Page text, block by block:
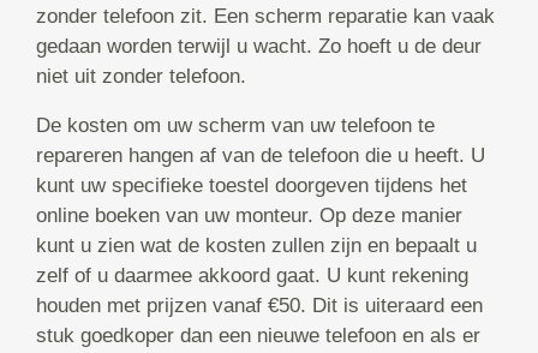
zonder telefoon zit. Een scherm reparatie kan vaak
gedaan worden terwijl u wacht. Zo hoeft u de deur
niet uit zonder telefoon.
De kosten om uw scherm van uw telefoon te
repareren hangen af van de telefoon die u heeft. U
kunt uw specifieke toestel doorgeven tijdens het
online boeken van uw monteur. Op deze manier
kunt u zien wat de kosten zullen zijn en bepaalt u
zelf of u daarmee akkoord gaat. U kunt rekening
houden met prijzen vanaf €50. Dit is uiteraard een
stuk goedkoper dan een nieuwe telefoon en als er